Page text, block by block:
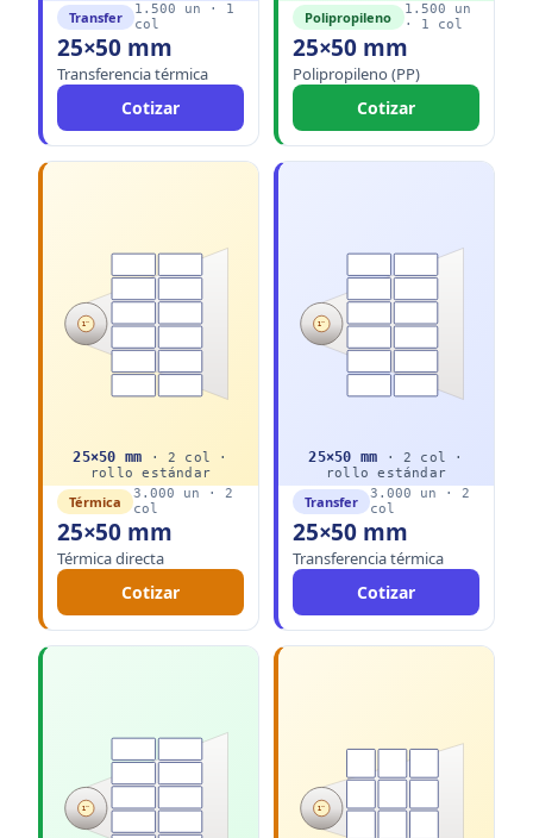
Transfer 1.500 un · 1
col
25×50 mm
Transferencia térmica
Cotizar
Polipropileno 1.500 un
·
1 col
25×50 mm
Polipropileno (PP)
Cotizar
1"
25×50 mm · 2 col ·
rolloestándar
Térmica 3.000 un ·2
col
25×50 mm
Térmica directa
Cotizar
1"
25×50 mm · 2 col ·
rolloestándar
Transfer 3.000 un ·2
col
25×50 mm
Transferencia térmica
Cotizar
1" 1"